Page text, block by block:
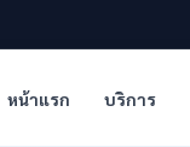
หน้าแรก บริการ